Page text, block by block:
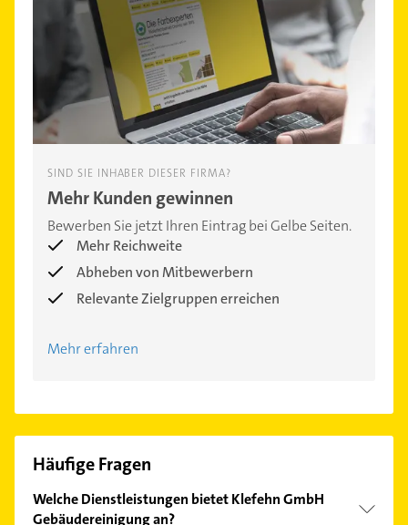
SIND SIE INHABER DIESER FIRMA?
Mehr Kunden gewinnen
Bewerben Sie jetzt Ihren Eintrag bei Gelbe Seiten.
Mehr Reichweite
Abheben von Mitbewerbern
Relevante Zielgruppen erreichen
Mehr erfahren
Häufige Fragen
Welche Dienstleistungen bietet Klefehn GmbH
Gebäudereinigung an?